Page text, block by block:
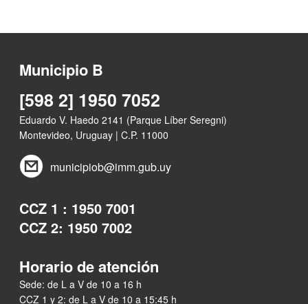
Municipio B
[598 2] 1950 7052
Eduardo V. Haedo 2141 (Parque Líber Seregni)
Montevideo, Uruguay | C.P. 11000
municipiob@imm.gub.uy
CCZ 1 : 1950 7001
CCZ 2: 1950 7002
Horario de atención
Sede: de L a V de 10 a 16 h
CCZ 1 y 2: de L a V de 10 a 15:45 h